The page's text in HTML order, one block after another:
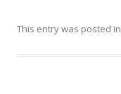
This entry was posted in